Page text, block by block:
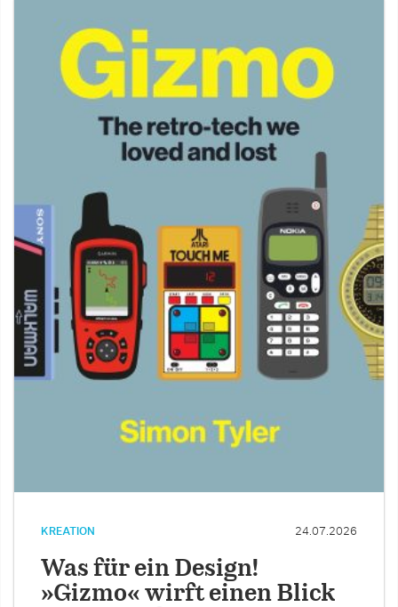
KREATION 24.07.2026
Was für ein Design!
»Gizmo« wirft einen Blick